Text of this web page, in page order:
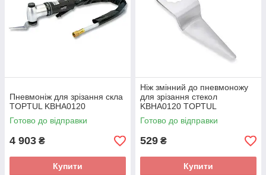
Пневмоніж для зрізання скла
TOPTUL KBHA0120
Готово до відправки
4 903 ₴
Купити
Ніж змінний до пневмоножу
для зрізання стекол
KBHA0120 TOPTUL
KAJC54A1
Готово до відправки
529 ₴
Купити